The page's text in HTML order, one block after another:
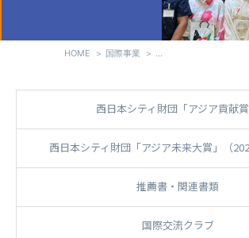
HOME 国際事業 西日本シティ財団「ア
西日本シティ財団「アジア貢献賞
西日本シティ財団「アジア未来大賞」（
推薦書・関連書類
国際交流クラブ